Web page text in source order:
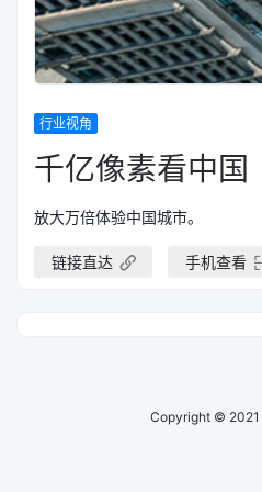
行业视角
千亿像素看中国
放大万倍体验中国城市。
链接直达 手机查看
Copyright © 2021